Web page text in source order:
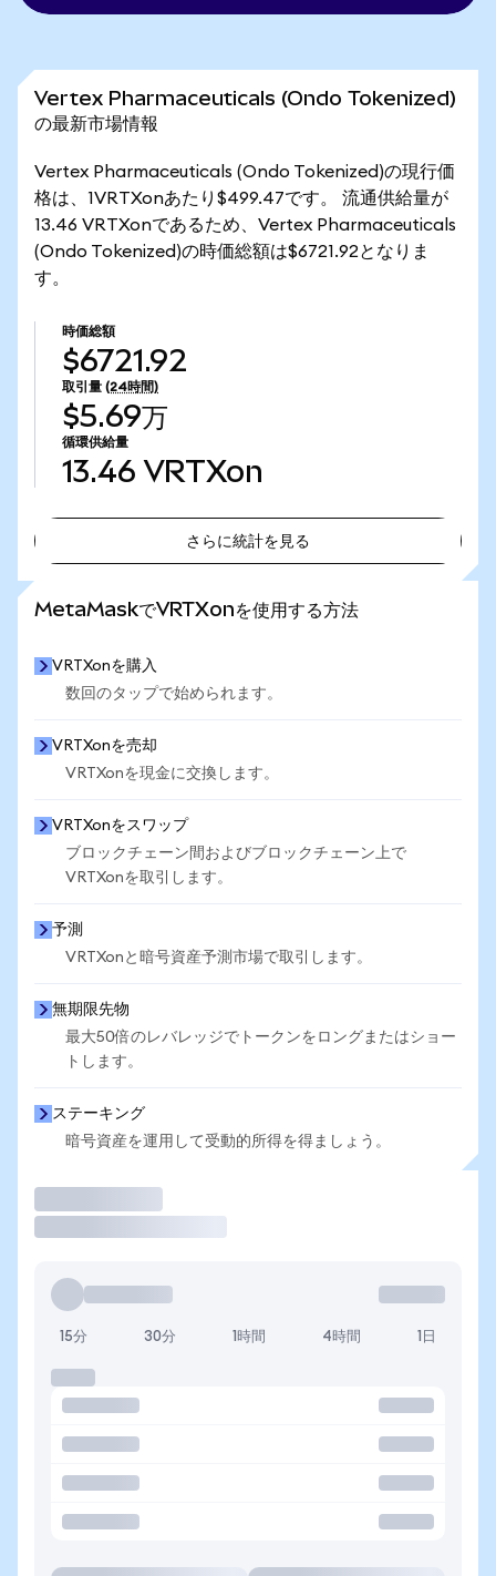
Vertex Pharmaceuticals (Ondo Tokenized)
の最新市場情報
Vertex Pharmaceuticals (Ondo Tokenized)の現行価
格は、1VRTXonあたり$499.47です。 流通供給量が
13.46 VRTXonであるため、Vertex Pharmaceuticals
(Ondo Tokenized)の時価総額は$6721.92となりま
す。
時価総額
$6721.92
取引量 (24時間)
$5.69万
循環供給量
13.46 VRTXon
さらに統計を見る
MetaMaskでVRTXonを使用する方法
VRTXonを購入
数回のタップで始められます。
VRTXonを売却
VRTXonを現金に交換します。
VRTXonをスワップ
ブロックチェーン間およびブロックチェーン上で
VRTXonを取引します。
予測
VRTXonと暗号資産予測市場で取引します。
無期限先物
最大50倍のレバレッジでトークンをロングまたはショー
トします。
ステーキング
暗号資産を運用して受動的所得を得ましょう。
15分 30分 1時間 4時間 1日